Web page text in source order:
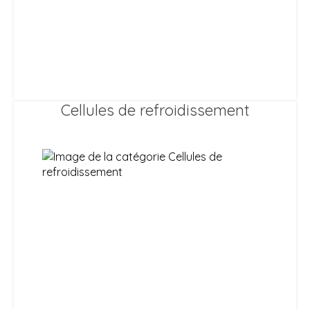
Cellules de refroidissement